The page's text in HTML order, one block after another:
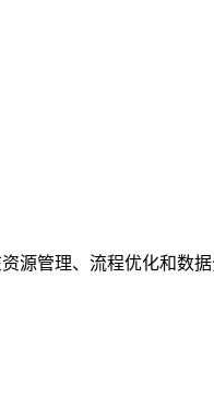
源管理、流程优化和数